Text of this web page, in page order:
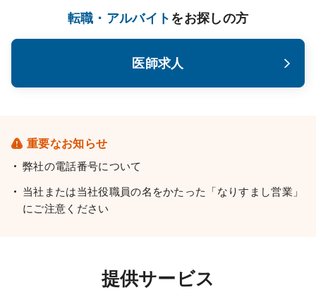
転職・アルバイトをお探しの方
医師求人
重要なお知らせ
弊社の電話番号について
当社または当社役職員の名をかたった「なりすまし営業」
にご注意ください
提供サービス